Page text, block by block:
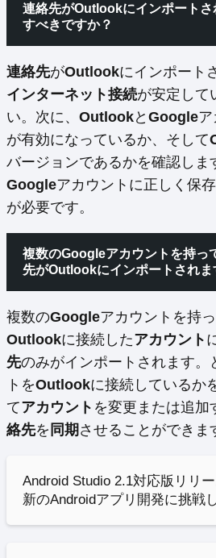
連絡先がOutlookにインポート
すべきですか？
連絡先がOutlookにインポート
インターネット接続が安定して
い。次に、 Outlookと Google
が有効になっているか、そして
バージョンであるかを確認しま
Googleアカウントに正しく保
が必要です。
複数のGoogleアカウントを持っ
先がOutlookにインポートされま
複数のGoogleアカウントを持
Outlookに接続したアカウント
先のみがインポートされます。
トをOutlookに接続しているか
てアカウント を変更または追加
絡先を 同期 させることができま
Android Studio 2.1対応版リリ
新のAndroidアプリ開発に挑戦